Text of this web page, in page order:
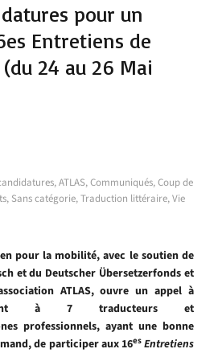
pour un
Entretiens de
24 au 26 Mai
,ATLAS,Communiqués,Coup de
, Sans catégorie,Traduction littéraire,Vie
pour la mobilité, avec le soutien de
et du Deutscher Übersetzerfonds et
ATLAS, ouvre un appel à
à 7 traducteurs et
professionnels, ayant une bonne
de participer aux 16es Entretiens